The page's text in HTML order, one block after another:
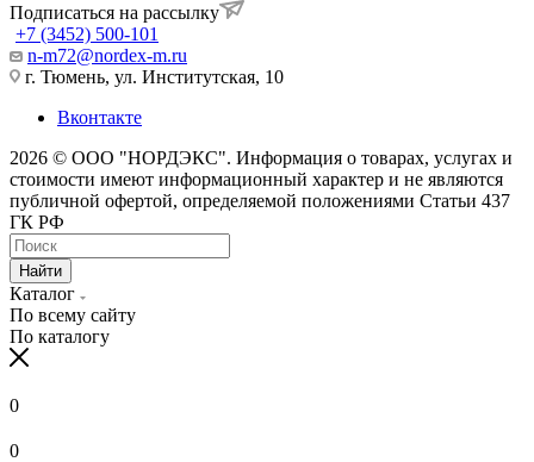
Подписаться на рассылку
+7 (3452) 500-101
n-m72@nordex-m.ru
г. Тюмень, ул. Институтская, 10
Вконтакте
2026 © ООО "НОРДЭКС". Информация о товарах, услугах и
стоимости имеют информационный характер и не являются
публичной офертой, определяемой положениями Статьи 437
ГК РФ
Найти
Каталог
По всему сайту
По каталогу
0
0